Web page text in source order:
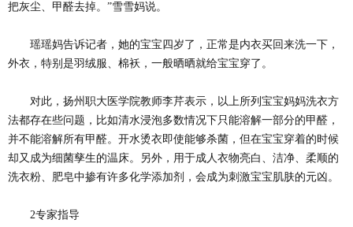
把灰尘、甲醛去掉。”雪雪妈说。
瑶瑶妈告诉记者，她的宝宝四岁了，正常是内衣买回来洗一下，
外衣，特别是羽绒服、棉袄，一般晒晒就给宝宝穿了。
对此，扬州职大医学院教师李芹表示，以上所列宝宝妈妈洗衣方
法都存在些问题，比如清水浸泡多数情况下只能溶解一部分的甲醛，
并不能溶解所有甲醛。开水烫衣即使能够杀菌，但在宝宝穿着的时候
却又成为细菌孳生的温床。另外，用于成人衣物亮白、洁净、柔顺的
洗衣粉、肥皂中掺有许多化学添加剂，会成为刺激宝宝肌肤的元凶。
2专家指导